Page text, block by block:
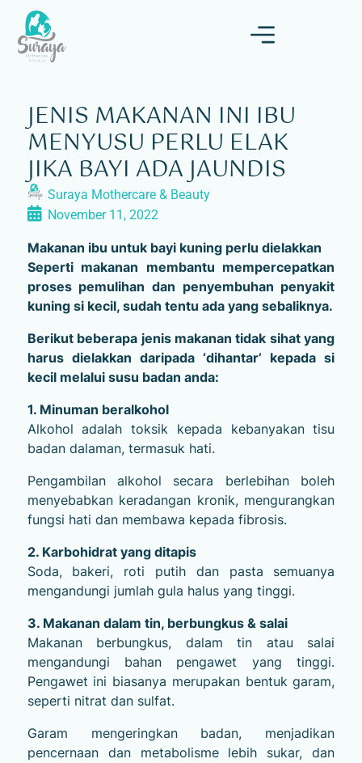
JENIS MAKANAN INI IBU
MENYUSU PERLU ELAK
JIKA BAYI ADA JAUNDIS
Suraya Mothercare & Beauty
November 11, 2022
Makanan ibu untuk bayi kuning perlu dielakkan
Seperti makanan membantu mempercepatkan
proses pemulihan dan penyembuhan penyakit
kuning si kecil, sudah tentu ada yang sebaliknya.
Berikut beberapa jenis makanan tidak sihat yang
harus dielakkan daripada ‘dihantar’ kepada si
kecil melalui susu badan anda:
1. Minuman beralkohol
Alkohol adalah toksik kepada kebanyakan tisu
badan dalaman, termasuk hati.
Pengambilan alkohol secara berlebihan boleh
menyebabkan keradangan kronik, mengurangkan
fungsi hati dan membawa kepada fibrosis.
2. Karbohidrat yang ditapis
Soda, bakeri, roti putih dan pasta semuanya
mengandungi jumlah gula halus yang tinggi.
3. Makanan dalam tin, berbungkus & salai
Makanan berbungkus, dalam tin atau salai
mengandungi bahan pengawet yang tinggi.
Pengawet ini biasanya merupakan bentuk garam,
seperti nitrat dan sulfat.
Garam mengeringkan badan, menjadikan
pencernaan dan metabolisme lebih sukar, dan